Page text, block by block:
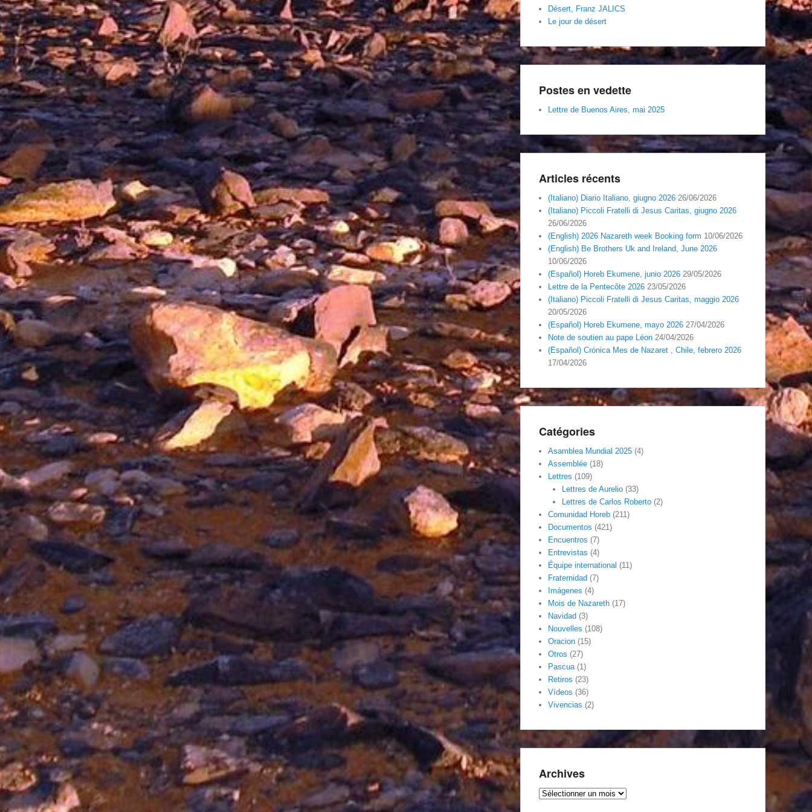
Désert, Franz JALICS
Le jour de désert
Postes en vedette
Lettre de Buenos Aires, mai 2025
Articles récents
(Italiano) Diario Italiano, giugno 2026 26/06/2026
(Italiano) Piccoli Fratelli di Jesus Caritas, giugno 2026
26/06/2026
(English) 2026 Nazareth week Booking form 10/06/2026
(English) Be Brothers Uk and Ireland, June 2026
10/06/2026
(Español) Horeb Ekumene, junio 2026 29/05/2026
Lettre de la Pentecôte 2026 23/05/2026
(Italiano) Piccoli Fratelli di Jesus Caritas, maggio 2026
20/05/2026
(Español) Horeb Ekumene, mayo 2026 27/04/2026
Note de soutien au pape Léon 24/04/2026
(Español) Crónica Mes de Nazaret , Chile, febrero 2026
17/04/2026
Catégories
Asamblea Mundial 2025 (4)
Assemblée (18)
Lettres (109)
Lettres de Aurelio(33)
Lettres de Carlos Roberto(2)
Comunidad Horeb (211)
Documentos (421)
Encuentros (7)
Entrevistas (4)
Équipe international (11)
Fraternidad (7)
Imágenes (4)
Mois de Nazareth (17)
Navidad (3)
Nouvelles (108)
Oracion (15)
Otros (27)
Pascua(1)
Retiros (23)
Vídeos (36)
Vivencias (2)
Archives
Archives